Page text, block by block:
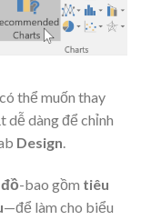
thể muốn thay
dễ dàng để chỉnh
Design.
-bao gồm tiêu
—để làm cho biểu